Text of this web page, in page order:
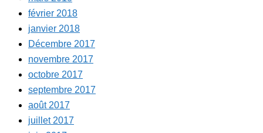
février 2018
janvier 2018
Décembre 2017
novembre 2017
octobre 2017
septembre 2017
août 2017
juillet 2017